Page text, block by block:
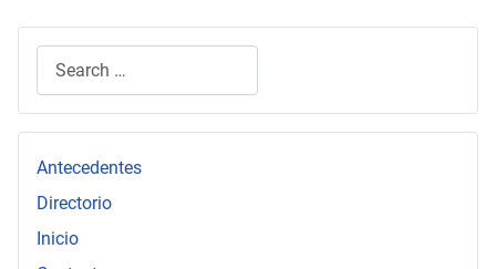
Antecedentes
Directorio
Inicio